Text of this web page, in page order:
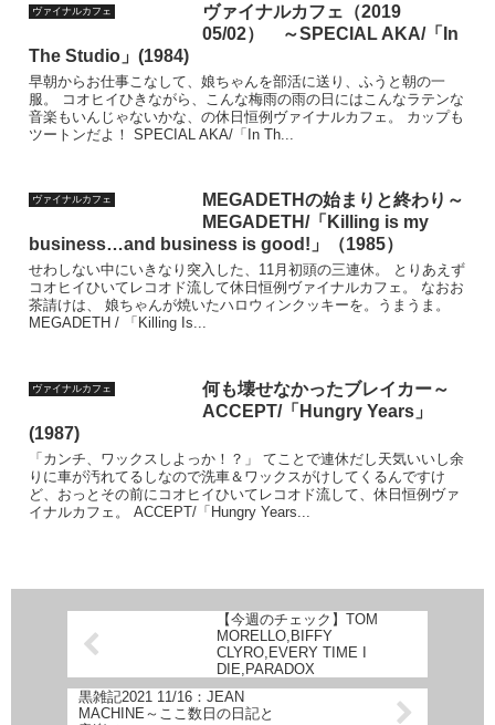
ヴァイナルカフェ
ヴァイナルカフェ（2019
05/02） ～SPECIAL AKA/「In
The Studio」(1984)
早朝からお仕事こなして、娘ちゃんを部活に送り、ふうと朝の一
服。 コオヒイひきながら、こんな梅雨の雨の日にはこんなラテンな
音楽もいんじゃないかな、の休日恒例ヴァイナルカフェ。 カップも
ツートンだよ！ SPECIAL AKA/「In Th...
ヴァイナルカフェ
MEGADETHの始まりと終わり～
MEGADETH/「Killing is my
business…and business is good!」（1985）
せわしない中にいきなり突入した、11月初頭の三連休。 とりあえず
コオヒイひいてレコオド流して休日恒例ヴァイナルカフェ。 なおお
茶請けは、 娘ちゃんが焼いたハロウィンクッキーを。うまうま。
MEGADETH / 「Killing Is...
ヴァイナルカフェ
何も壊せなかったブレイカー～
ACCEPT/「Hungry Years」
(1987)
「カンチ、ワックスしよっか！？」 てことで連休だし天気いいし余
りに車が汚れてるしなので洗車＆ワックスがけしてくるんですけ
ど、おっとその前にコオヒイひいてレコオド流して、休日恒例ヴァ
イナルカフェ。 ACCEPT/「Hungry Years...
【今週のチェック】TOM
MORELLO,BIFFY
CLYRO,EVERY TIME I
DIE,PARADOX
黒雑記2021 11/16：JEAN
MACHINE～ここ数日の日記と